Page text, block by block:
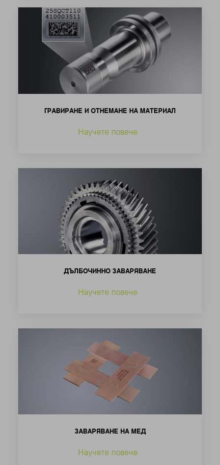
ГРАВИРАНЕ И ОТНЕМАНЕ НА МАТЕРИАЛ
Научете повече
ДЪЛБОЧИННО ЗАВАРЯВАНЕ
Научете повече
ЗАВАРЯВАНЕ НА МЕД
Научете повече